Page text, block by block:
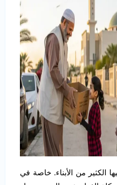
الكثير من الأبناء. خاصة في